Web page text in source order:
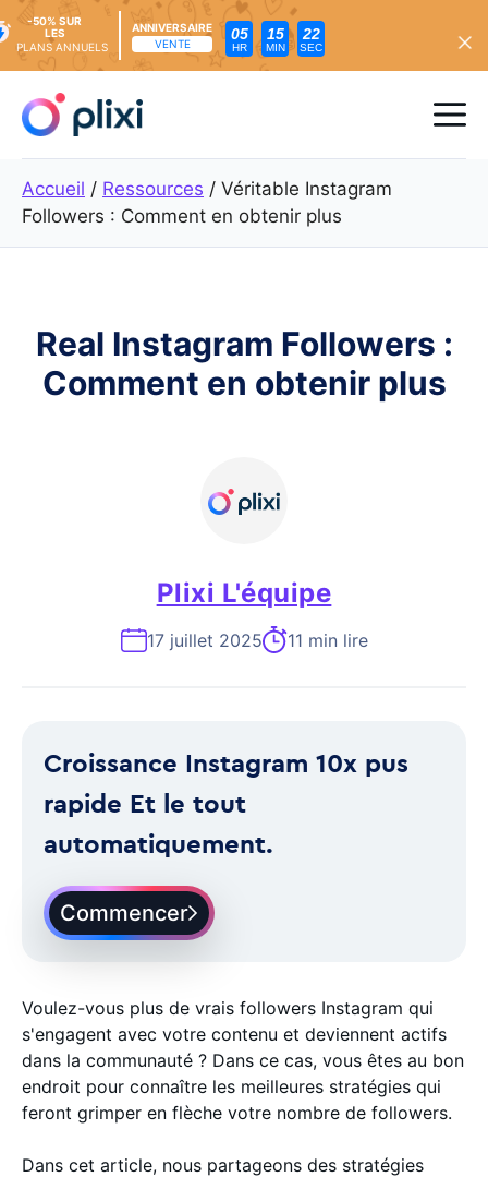
content
-50% SUR
LES
PLANS ANNUELS
ANNIVERSAIRE
VENTE
05
HR
15
MIN
21
SEC
Accueil / Ressources / Véritable Instagram
Followers : Comment en obtenir plus
Real Instagram Followers :
Comment en obtenir plus
Plixi L'équipe
17 juillet 2025 11 min lire
Croissance Instagram 10x pus
rapide Et le tout
automatiquement.
Commencer
Voulez-vous plus de vrais followers Instagram qui
s'engagent avec votre contenu et deviennent actifs
dans la communauté ? Dans ce cas, vous êtes au bon
endroit pour connaître les meilleures stratégies qui
feront grimper en flèche votre nombre de followers.
Dans cet article, nous partageons des stratégies